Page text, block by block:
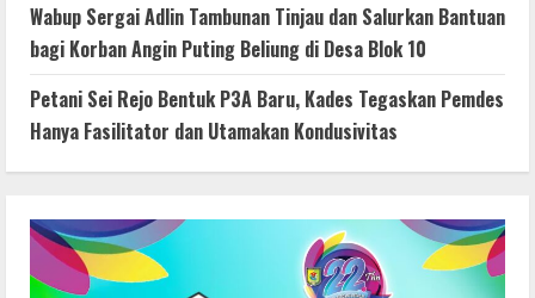
Wabup Sergai Adlin Tambunan Tinjau dan Salurkan Bantuan
bagi Korban Angin Puting Beliung di Desa Blok 10
Petani Sei Rejo Bentuk P3A Baru, Kades Tegaskan Pemdes
Hanya Fasilitator dan Utamakan Kondusivitas